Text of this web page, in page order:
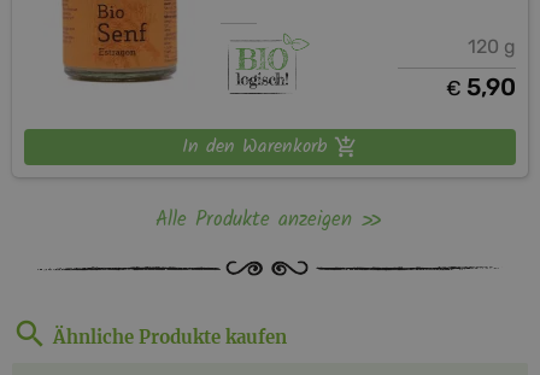
120 g
€ 5,90
In den Warenkorb
Alle Produkte anzeigen
Ähnliche Produkte kaufen